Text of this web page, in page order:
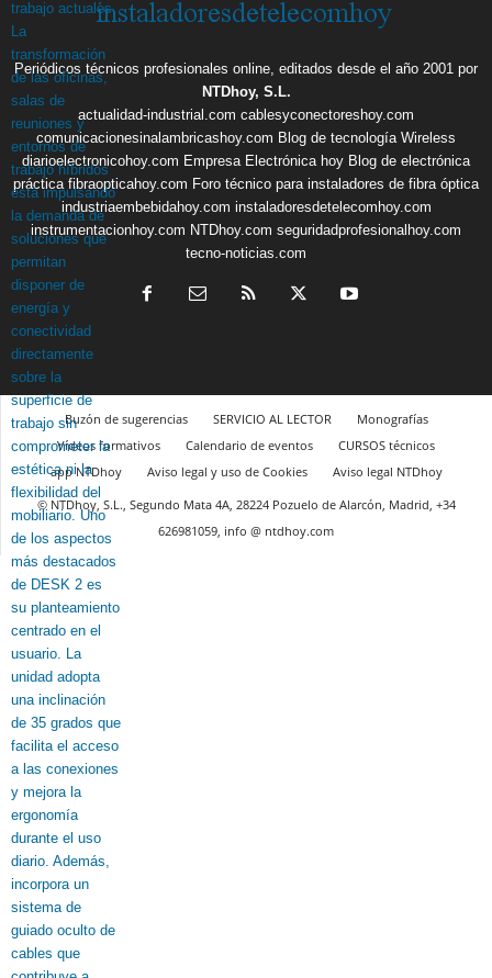
Periódicos técnicos profesionales online, editados desde el año 2001 por
NTDhoy, S.L.
actualidad-industrial.com cablesyconectoreshoy.com
comunicacionesinalambricashoy.com Blog de tecnología Wireless
diarioelectronicohoy.com Empresa Electrónica hoy Blog de electrónica
práctica fibraopticahoy.com Foro técnico para instaladores de fibra óptica
industriaembebidahoy.com instaladoresdetelecomhoy.com
instrumentacionhoy.com NTDhoy.com seguridadprofesionalhoy.com
tecno-noticias.com
Buzón de sugerencias SERVICIO AL LECTOR
Monografías
Vídeos formativos
Calendario de eventos
CURSOS técnicos
app NTDhoy
Aviso legal y uso de Cookies
Aviso legal NTDhoy
© NTDhoy, S.L., Segundo Mata 4A, 28224 Pozuelo de Alarcón, Madrid, +34
626981059, info @ ntdhoy.com